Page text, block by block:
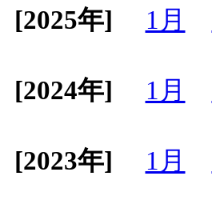
[2025年]
1月
[2024年]
1月
[2023年]
1月